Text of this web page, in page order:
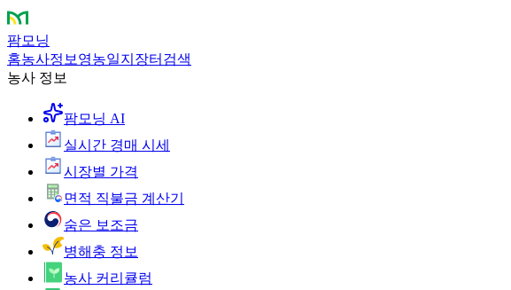
팜모닝
홈농사정보 영농일지 장터 검색
농사 정보
팜모닝 AI
실시간 경매 시세
시장별 가격
면적 직불금 계산기
숨은 보조금
병해충 정보
농사 커리큘럼